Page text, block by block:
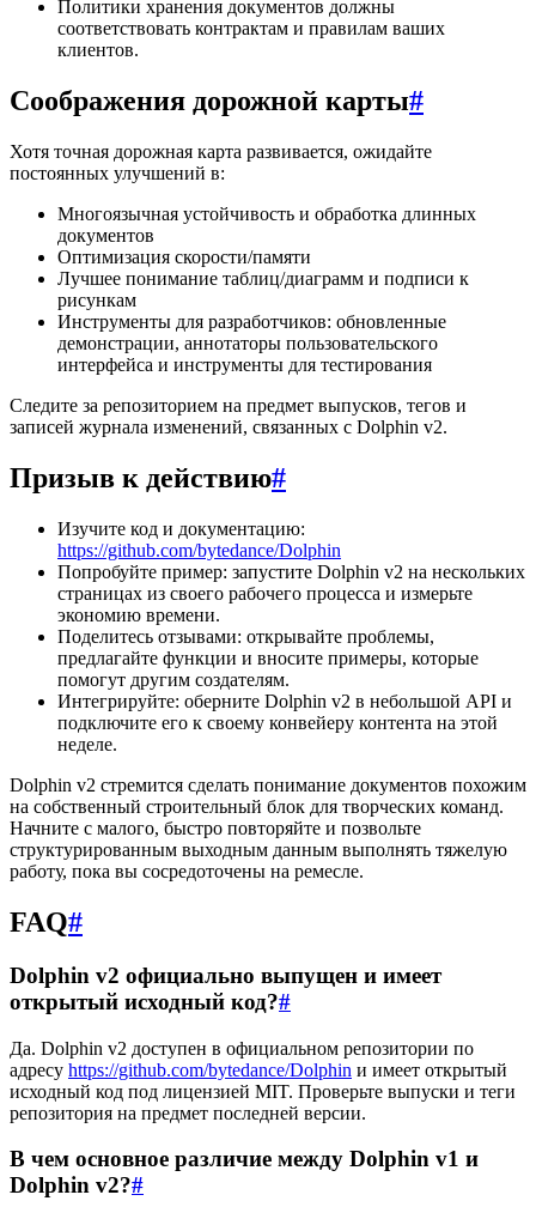
Политики хранения документов должны
соответствовать контрактам и правилам ваших
клиентов.
Соображения дорожной карты#
Хотя точная дорожная карта развивается, ожидайте
постоянных улучшений в:
Многоязычная устойчивость и обработка длинных
документов
Оптимизация скорости/памяти
Лучшее понимание таблиц/диаграмм и подписи к
рисункам
Инструменты для разработчиков: обновленные
демонстрации, аннотаторы пользовательского
интерфейса и инструменты для тестирования
Следите за репозиторием на предмет выпусков, тегов и
записей журнала изменений, связанных с Dolphin v2.
Призыв к действию#
Изучите код и документацию:
https://github.com/bytedance/Dolphin
Попробуйте пример: запустите Dolphin v2 на нескольких
страницах из своего рабочего процесса и измерьте
экономию времени.
Поделитесь отзывами: открывайте проблемы,
предлагайте функции и вносите примеры, которые
помогут другим создателям.
Интегрируйте: оберните Dolphin v2 в небольшой API и
подключите его к своему конвейеру контента на этой
неделе.
Dolphin v2 стремится сделать понимание документов похожим
на собственный строительный блок для творческих команд.
Начните с малого, быстро повторяйте и позвольте
структурированным выходным данным выполнять тяжелую
работу, пока вы сосредоточены на ремесле.
FAQ#
Dolphin v2 официально выпущен и имеет
открытый исходный код?#
Да. Dolphin v2 доступен в официальном репозитории по
адресу https://github.com/bytedance/Dolphin и имеет открытый
исходный код под лицензией MIT. Проверьте выпуски и теги
репозитория на предмет последней версии.
В чем основное различие между Dolphin v1 и
Dolphin v2?#